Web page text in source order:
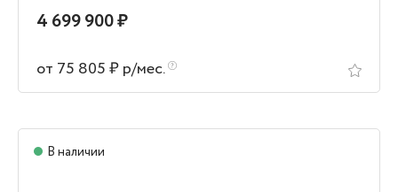
4 699 900 ₽
от 75 805 ₽ р/мес.
В наличии